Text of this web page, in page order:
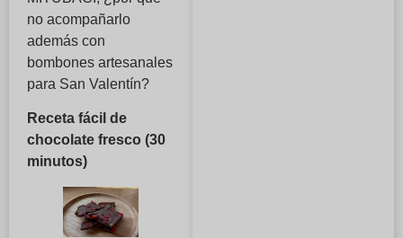
no acompañarlo
además con
bombones artesanales
para San Valentín?
Receta fácil de
chocolate fresco (30
minutos)